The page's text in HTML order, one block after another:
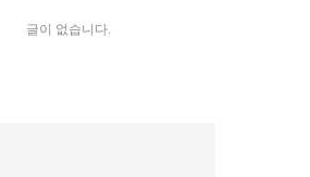
글이 없습니다.